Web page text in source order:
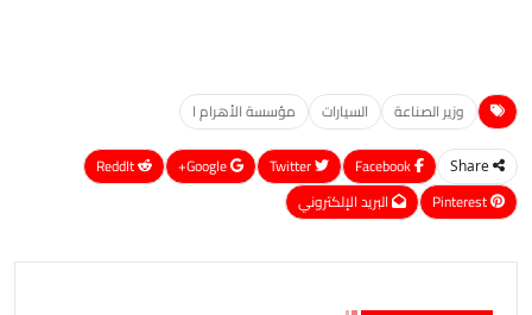
وزير الصناعة السيارات مؤسسة الأهرام ا
Share
Google+
ReddIt
Pinterest
البريد الإلكتروني